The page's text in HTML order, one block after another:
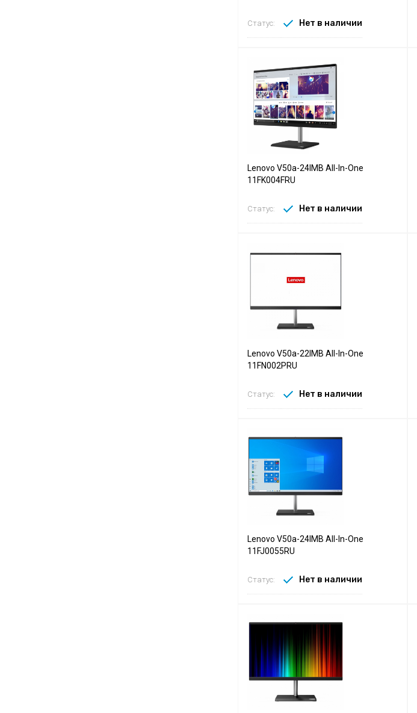
Статус: Нет в наличии
Lenovo V50a-24IMB All-In-One
11FK004FRU
Статус: Нет в наличии
Lenovo V50a-22IMB All-In-One
11FN002PRU
Статус: Нет в наличии
Lenovo V50a-24IMB All-In-One
11FJ0055RU
Статус: Нет в наличии